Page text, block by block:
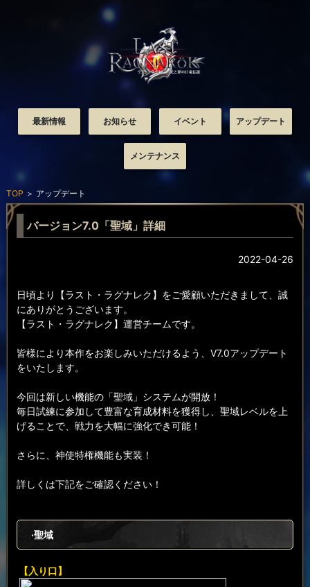
最新情報 お知らせ イベント アップデート
メンテナンス
TOP ＞ アップデート
バージョン7.0「聖域」詳細
2022-04-26
日頃より【ラスト・ラグナレク】をご愛顧いただきまして、誠
にありがとうございます。
【ラスト・ラグナレク】運営チームです。
皆様により本作をお楽しみいただけるよう、V7.0アップデート
をいたします。
今回は新しい機能の「聖域」システムが開放！
毎日試練に参加して豊富な育成材料を獲得し、聖域レベルを上
げることで、戦力を大幅に強化でき可能！
さらに、神使特権機能も実装！
詳しくは下記をご確認ください！
·聖域
【入り口】